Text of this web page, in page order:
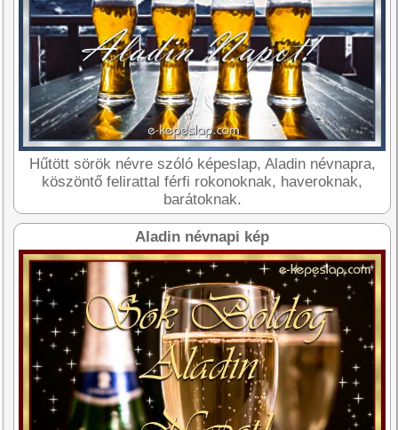
Hűtött sörök névre szóló képeslap, Aladin névnapra,
köszöntő felirattal férfi rokonoknak, haveroknak,
barátoknak.
Aladin névnapi kép